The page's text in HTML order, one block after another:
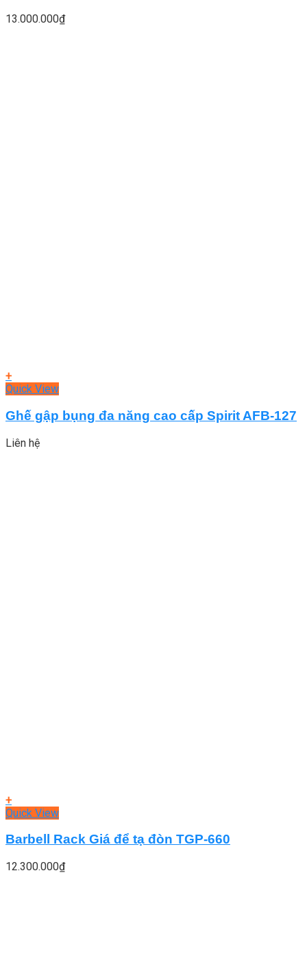
13.000.000₫
+
Quick View
Ghế gập bụng đa năng cao cấp Spirit AFB-127
Liên hệ
+
Quick View
Barbell Rack Giá để tạ đòn TGP-660
12.300.000₫